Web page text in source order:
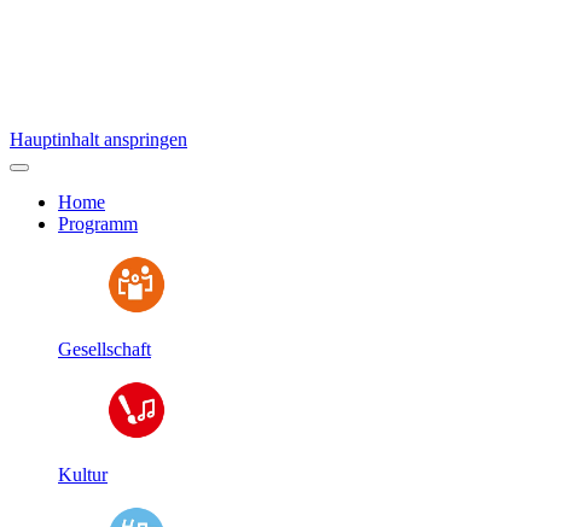
Hauptinhalt anspringen
Home
Programm
Gesellschaft
Kultur